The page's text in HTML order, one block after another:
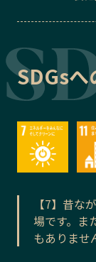
SDGs
【7】昔な
場です。ま
もありませ